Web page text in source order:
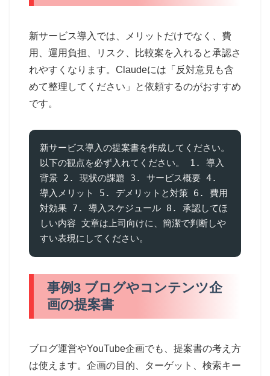
新サービス導入では、メリットだけでなく、費
用、運用負担、リスク、比較案を入れると承認さ
れやすくなります。Claudeには「反対意見も含
めて整理してください」と依頼するのがおすすめ
です。
新サービス導入の提案書を作成してください。
以下の観点を必ず入れてください。 1. 導入
背景 2. 現状の課題 3. サービス概要 4.
導入メリット 5. デメリットと対策 6. 費用
対効果 7. 導入スケジュール 8. 承認してほ
しい内容 文章は上司向けに、簡潔で判断しや
すい表現にしてください。
事例3 ブログやコンテンツ企
画の提案書
ブログ運営やYouTube企画でも、提案書の考え方
は使えます。企画の目的、ターゲット、検索キー